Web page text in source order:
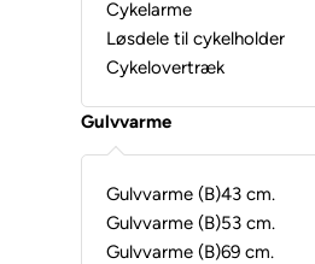
Cykelarme
Løsdele til cykelholder
Cykelovertræk
Gulvvarme
Gulvvarme (B)43 cm.
Gulvvarme (B)53 cm.
Gulvvarme (B)69 cm.